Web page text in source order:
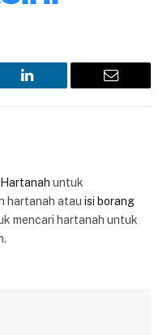
LinkedIn Email
untuk
hartanah atau isi borang
mencari hartanah untuk